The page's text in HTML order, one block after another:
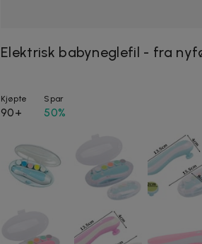
Elektrisk babyneglefil - fra
Kjøpte
90+
Spar
50%